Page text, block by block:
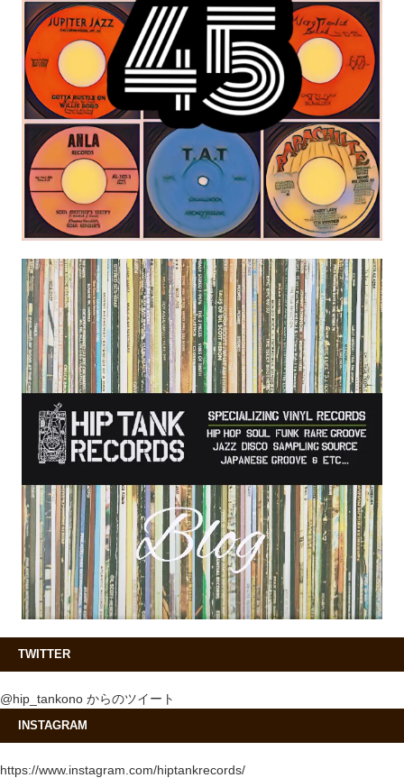
TWITTER
@hip_tankono からのツイート
INSTAGRAM
https://www.instagram.com/hiptankrecords/